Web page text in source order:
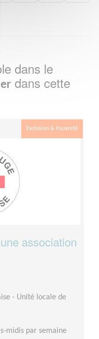
dans le
dans cette
Exclusion & Pauvreté
association
- Unité locale de
midis par semaine